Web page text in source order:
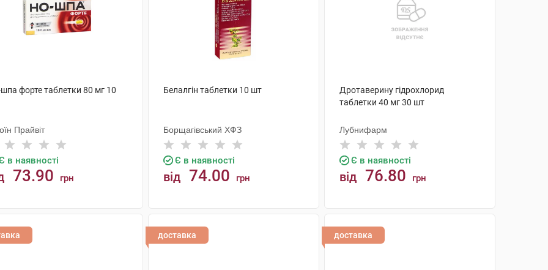
форте таблетки 80 мг 10
Прайвіт
в наявності
73.90 грн
Белалгін таблетки 10 шт
Борщагівський ХФЗ
Є в наявності
від 74.00 грн
Дротаверину гідрохлорид
таблетки 40 мг 30 шт
Лубнифарм
Є в наявності
від 76.80 грн
доставка доставка